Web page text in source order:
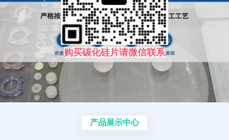
购买碳化硅片请微信联系
产品展示中心